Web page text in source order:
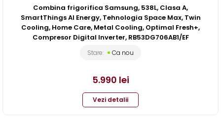
Combina frigorifica Samsung, 538L, Clasa A,
SmartThings AI Energy, Tehnologia Space Max, Twin
Cooling, Home Care, Metal Cooling, Optimal Fresh+,
Compresor Digital Inverter, RB53DG706AB1/EF
Stare: Ca nou
5.990 lei
Vezi detalii